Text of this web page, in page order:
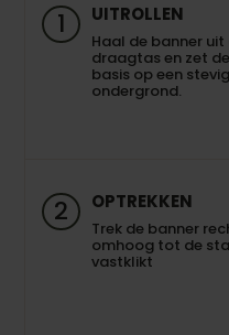
1 UITROLLEN
Haal de banner uit
draagtas en zet de
basis op een
ondergrond.
2 OPTREKKEN
Trek de banner
omhoog tot de
vastklikt